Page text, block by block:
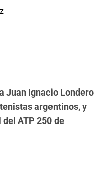
Juan Ignacio Londero
argentinos, y
ATP 250 de